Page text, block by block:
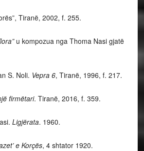
Tiranë, 2002, f. 255.
u kompozua nga Thoma Nasi gjatë
S. Noli. Vepra 6, Tiranë, 1996, f. 217.
firmëtari. Tiranë, 2016, f. 359.
Ligjërata. 1960.
e Korçës, 4 shtator 1920.